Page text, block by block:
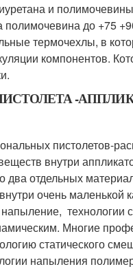
и
до +75
термочехлы, в
компонентов.
-
пистолетов-
внутри
два отдельных
очень маленькой
Многие
статического
напыления